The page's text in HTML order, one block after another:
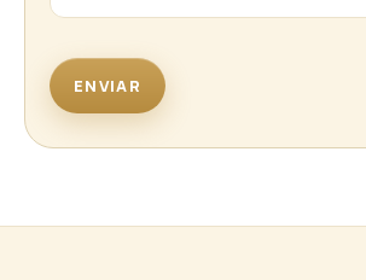
ENVIAR